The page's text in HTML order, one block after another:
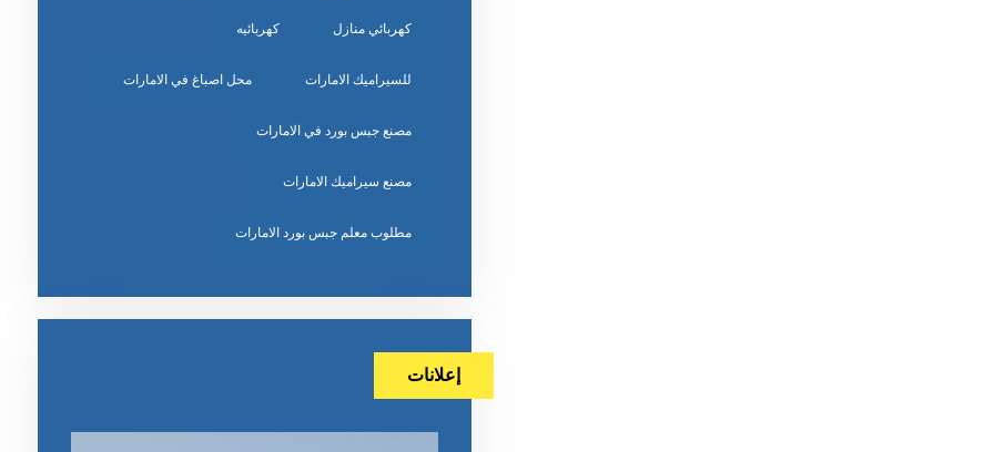
كهربائي منازل كهربائيه
للسيراميك الامارات محل اصباغ في الامارات
مصنع جبس بورد في الامارات
مصنع سيراميك الامارات
مطلوب معلم جبس بورد الامارات
إعلانات